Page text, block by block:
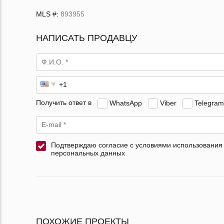
MLS #: 893955
НАПИСАТЬ ПРОДАВЦУ
Получить ответ в WhatsApp Viber Telegram
Подтверждаю согласие с условиями использования
персональных данных
ПОХОЖИЕ ПРОЕКТЫ